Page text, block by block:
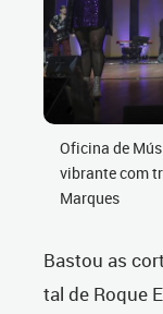
Oficina de
vibrante com
Marques
Bastou as
tal de Roque